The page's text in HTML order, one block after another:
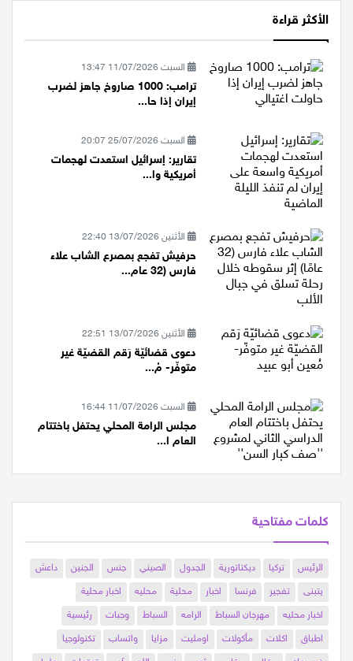
الأكثر قراءة
السبت 11/07/2026 13:47
ترامب: 1000 صاروخ جاهز لضرب
إيران إذا حا...
السبت 25/07/2026 20:07
تقارير: إسرائيل استعدت لهجمات
أمريكية وا...
الأثنين 13/07/2026 22:40
حرفيش تفجع بمصرع الشاب علاء
فارس (32 عام...
الأثنين 13/07/2026 22:51
دعوى قضائيّة رَقم القضيّة غير
متوفّر- مُ...
السبت 11/07/2026 16:44
مجلس الرامة المحلي يحتفل باختتام
العام ا...
كلمات مفتاحية
الرئيس تركيا ديكتاتورية الجدول الصيني جنس الجنين
داعش
يتبنى
تفجير فرنسا اخبار محلية محليه
اخبار محلية
اخبار محليه
مهرجان السباط الرامه السباط وجبات
رئيسية
اطباق
اكلات مأكولات اومليت مزايا واتساب
تكنولوجيا